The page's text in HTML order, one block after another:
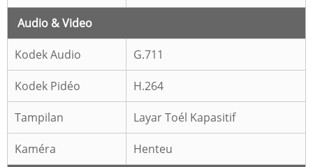
Audio & Video
Kodek Audio G.711
Kodek Pidéo H.264
Tampilan Layar Toél Kapasitif
Kaméra Henteu